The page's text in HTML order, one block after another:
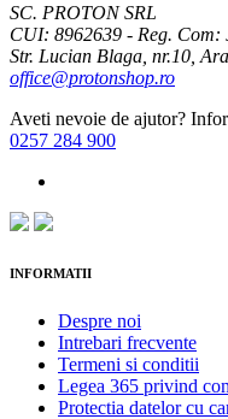
SC. PROTON SRL
CUI: 8962639 - Reg. Com:
Str. Lucian Blaga, nr.10,
office@protonshop.ro
Aveti nevoie de ajutor?
0257 284 900
INFORMATII
Despre noi
Intrebari frecvente
Termeni si conditii
Legea 365 privind
Protectia datelor cu